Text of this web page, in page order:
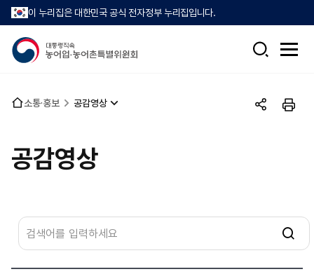
이 누리집은 대한민국 공식 전자정부 누리집입니다.
검
전
뉴
열
홈 소통·홍보 공감영상
공
인
공감영상
게
시